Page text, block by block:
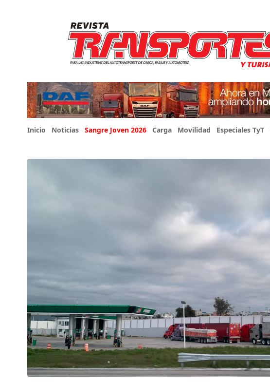
Inicio Noticias Sangre Joven 2026 Carga Movilidad Especiales TyT